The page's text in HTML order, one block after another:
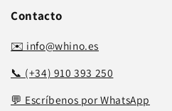
Contacto
✉️ info@whino.es
📞 (+34) 910 393 250
💬 Escríbenos por WhatsApp